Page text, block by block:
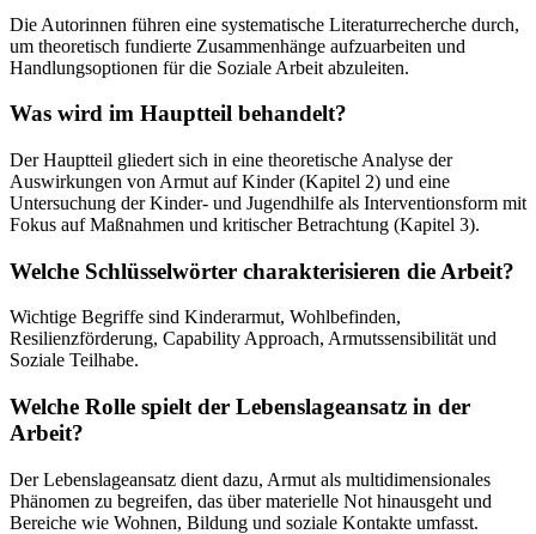
Die Autorinnen führen eine systematische Literaturrecherche durch,
um theoretisch fundierte Zusammenhänge aufzuarbeiten und
Handlungsoptionen für die Soziale Arbeit abzuleiten.
Was wird im Hauptteil behandelt?
Der Hauptteil gliedert sich in eine theoretische Analyse der
Auswirkungen von Armut auf Kinder (Kapitel 2) und eine
Untersuchung der Kinder- und Jugendhilfe als Interventionsform mit
Fokus auf Maßnahmen und kritischer Betrachtung (Kapitel 3).
Welche Schlüsselwörter charakterisieren die Arbeit?
Wichtige Begriffe sind Kinderarmut, Wohlbefinden,
Resilienzförderung, Capability Approach, Armutssensibilität und
Soziale Teilhabe.
Welche Rolle spielt der Lebenslageansatz in der
Arbeit?
Der Lebenslageansatz dient dazu, Armut als multidimensionales
Phänomen zu begreifen, das über materielle Not hinausgeht und
Bereiche wie Wohnen, Bildung und soziale Kontakte umfasst.